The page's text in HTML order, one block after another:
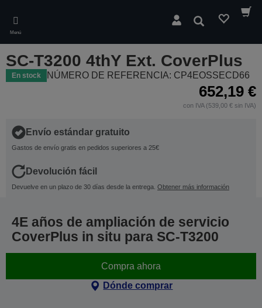
main
content
Menú
Buscar
SC-T3200 4thY Ext. CoverPlus
En stock NÚMERO DE REFERENCIA: CP4EOSSECD66
652,19 €
con IVA (539,00 € sin IVA)
Envío estándar gratuito
Gastos de envío gratis en pedidos superiores a 25€
Devolución fácil
Devuelve en un plazo de 30 días desde la entrega. Obtener más información
4E años de ampliación de servicio
CoverPlus in situ para SC-T3200
Compra ahora
Dónde comprar